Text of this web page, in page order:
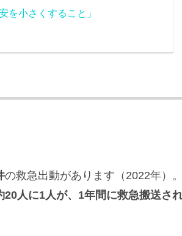
を小さくすること」
の救急出動があります（2022年）
20人に1人が、1年間に救急搬送さ